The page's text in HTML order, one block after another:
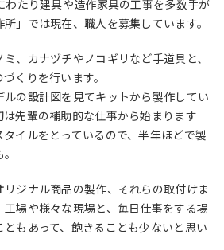
わたり建具や造作家具の工事を多数手が
」では現在、職人を募集しています。
、カナヅチやノコギリなど手道具と、
くりを行います。
の設計図を見てキットから製作してい
は先輩の補助的な仕事から始まります
イルをとっているので、半年ほどで製
ジナル商品の製作、それらの取付けま
場や様々な現場と、毎日仕事をする場
もあって、飽きることも少ないと思い